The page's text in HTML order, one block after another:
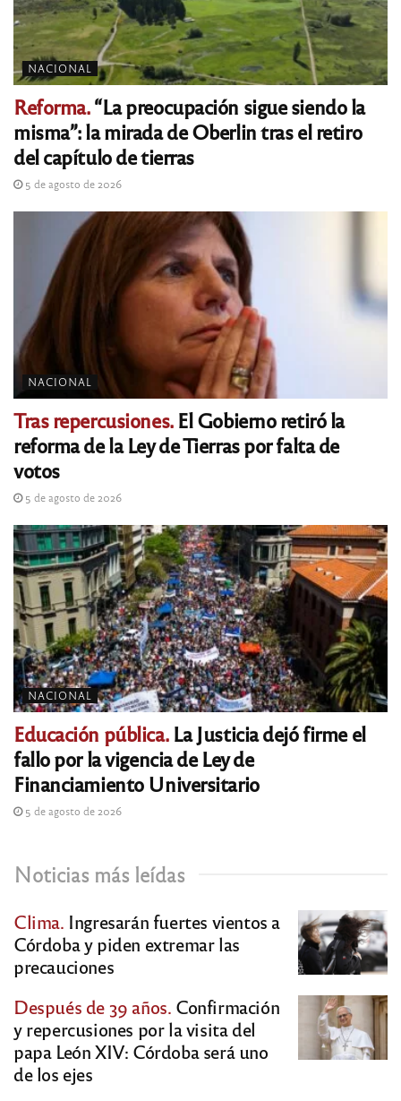
NACIONAL
Reforma.“La preocupación sigue siendo la
misma”: la mirada de Oberlin tras el retiro
del capítulo de tierras
5 de agosto de 2026
NACIONAL
Tras repercusiones.El Gobierno retiró la
reforma de la Ley de Tierras por falta de
votos
5 de agosto de 2026
NACIONAL
Educación pública.La Justicia dejó firme el
fallo por la vigencia de Ley de
Financiamiento Universitario
5 de agosto de 2026
Noticias más leídas
Clima. Ingresarán fuertes vientos a
Córdoba y piden extremar las
precauciones
Después de 39 años. Confirmación
y repercusiones por la visita del
papa León XIV: Córdoba será uno
de los ejes